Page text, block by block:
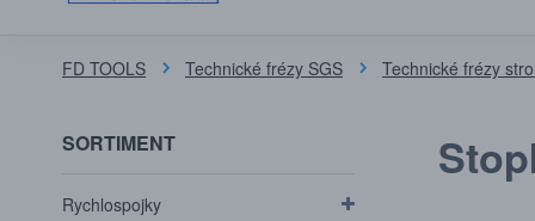
FD TOOLS Technické frézy SGS Technické frézy
SORTIMENT
Rychlospojky